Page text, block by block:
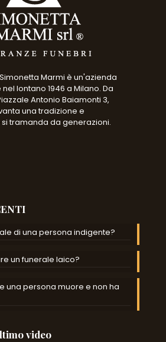
Marmi è un'azienda
lontano 1946 a Milano. Da
Antonio Baiamonti 3,
una tradizione e
tramanda da generazioni.
di una persona indigente?
un funerale laico?
una persona muore e non ha
video